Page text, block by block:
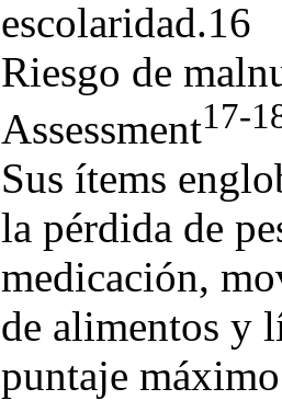
escolaridad.16
Riesgo de
Assessment17-
Sus ítems
la pérdida de
medicación,
de alimentos y
puntaje